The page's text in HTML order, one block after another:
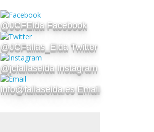
@JCFElda Facebook
@JCFallas_Elda Twitter
@jcfallaselda Instagram
info@fallaselda.es Email